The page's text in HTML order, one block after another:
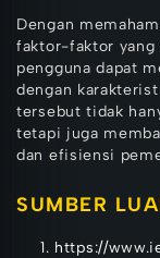
Dengan
faktor-faktor yang
pengguna dapat
dengan
tersebut tidak
tetapi juga
dan efisiensi
SUMBER
https://